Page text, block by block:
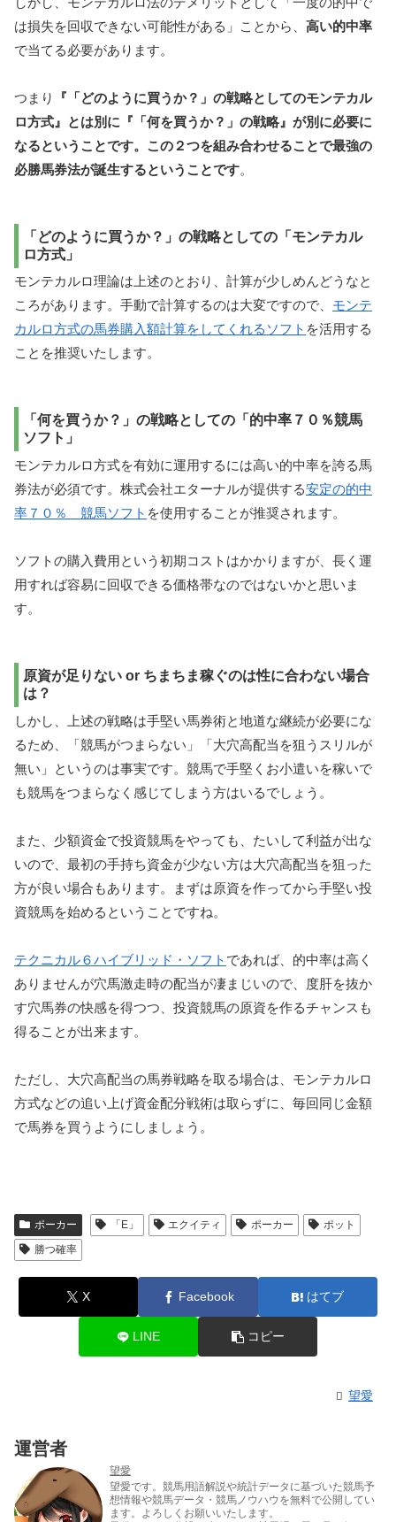
は損失を回収できない可能性がある」ことから、 高い的中率
で当てる必要があります。
つまり
『「どのように買うか？」の戦略としてのモンテカル
ロ方式』とは別に『「何を買うか？」の戦略』が別に必要に
なるということです。この２つを組み合わせることで最強の
必勝馬券法が誕生するということです。
「どのように買うか？」の戦略としての「モンテカル
ロ方式」
モンテカルロ理論は上述のとおり、計算が少しめんどうなと
ころがあります。手動で計算するのは大変ですので、 モンテ
カルロ方式の馬券購入額計算をしてくれるソフト を活用する
ことを推奨いたします。
「何を買うか？」の戦略としての「的中率７０％競馬
ソフト」
モンテカルロ方式を有効に運用するには高い的中率を誇る馬
券法が必須です。株式会社エターナルが提供する安定の的中
率７０％ 競馬ソフト を使用することが推奨されます。
ソフトの購入費用という初期コストはかかりますが、長く運
用すれば容易に回収できる価格帯なのではないかと思いま
す。
原資が足りない or ちまちま稼ぐのは性に合わない場合
は？
しかし、上述の戦略は手堅い馬券術と地道な継続が必要にな
るため、「競馬がつまらない」「大穴高配当を狙うスリルが
無い」というのは事実です。競馬で手堅くお小遣いを稼いで
も競馬をつまらなく感じてしまう方はいるでしょう。
また、少額資金で投資競馬をやっても、たいして利益が出な
いので、最初の手持ち資金が少ない方は大穴高配当を狙った
方が良い場合もあります。まずは原資を作ってから手堅い投
資競馬を始めるということですね。
テクニカル６ハイブリッド・ソフト であれば、的中率は高く
ありませんが穴馬激走時の配当が凄まじいので、度肝を抜か
す穴馬券の快感を得つつ、投資競馬の原資を作るチャンスも
得ることが出来ます。
ただし、大穴高配当の馬券戦略を取る場合は、モンテカルロ
方式などの追い上げ資金配分戦術は取らずに、毎回同じ金額
で馬券を買うようにしましょう。
ポーカー 「E」 エクイティ ポーカー
ポット
勝つ確率
X Facebook はてブ
LINE コピー
望愛
運営者
望愛
望愛です。競馬用語解説や統計データに基づいた競馬予
想情報や競馬データ・競馬ノウハウを無料で公開してい
ます。よろしくお願いいたします。